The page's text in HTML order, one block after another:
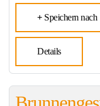
Speichern nach
Details